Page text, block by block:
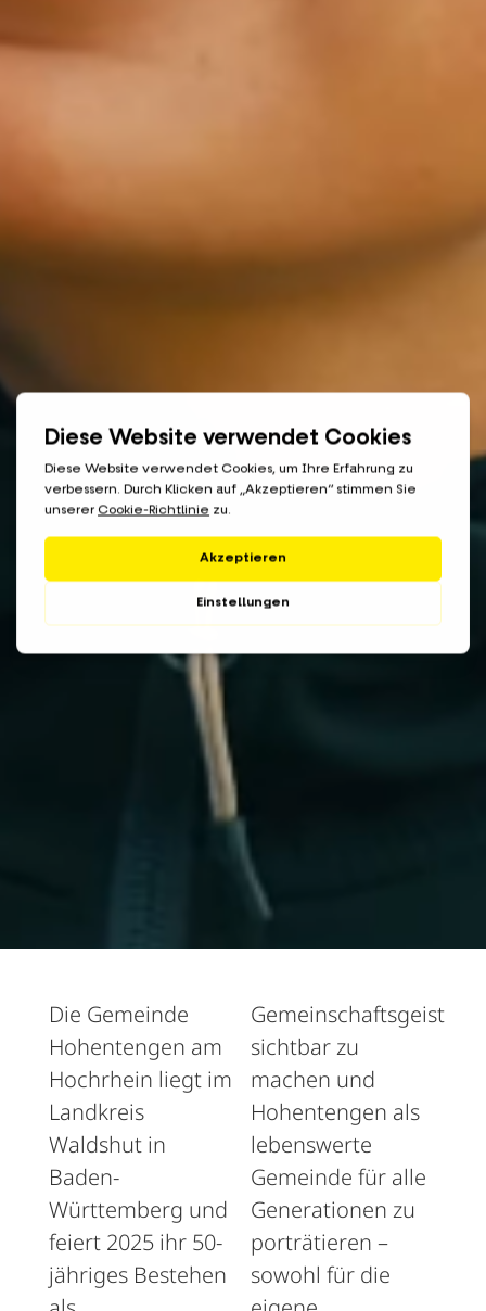
Die Gemeinde
Hohentengen am
Hochrhein liegt im
Landkreis
Waldshut in
Baden-
Württemberg und
feiert 2025 ihr 50-
jähriges Bestehen
Gemeinschaftsgeist
sichtbar zu
machen und
Hohentengen als
lebenswerte
Gemeinde für alle
Generationen zu
porträtieren –
sowohl für die